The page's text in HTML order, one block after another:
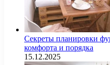
Секреты планировки
комфорта и порядка
15.12.2025